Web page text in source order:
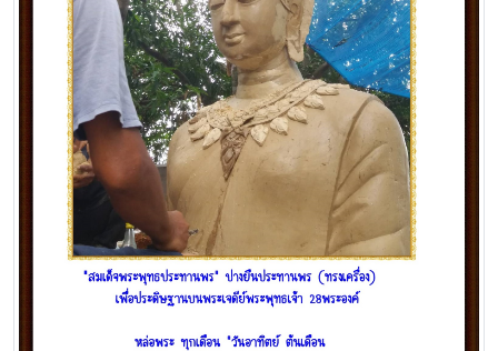
• ขอเชิญร่วมบุญเป็นเจ้าภาพสร้างฐานที่ตั้งพระประธานวิหารแพร่
ธรรมจักร